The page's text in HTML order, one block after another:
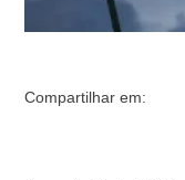
Compartilhar em: